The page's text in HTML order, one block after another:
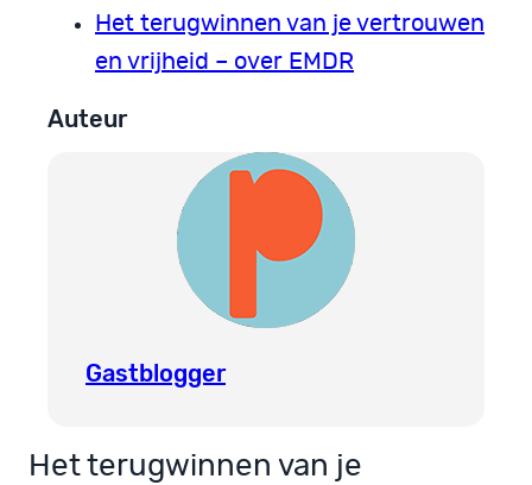
Het terugwinnen van je vertrouwen
en vrijheid – over EMDR
Auteur
Gastblogger
Het terugwinnen van je